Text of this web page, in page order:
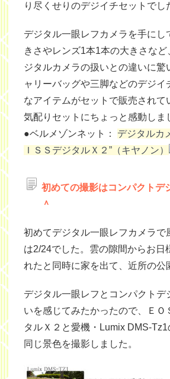
り尽くせりのデジイチセットでし
デジタル一眼レフカメラを手にし
きさやレンズ1本1本の大きさな
ジタルカメラの扱いとの違いに驚
ャリーバッグや三脚などのデジイ
なアイテムがセットで販売されて
気配りセットにちょっと感動しま
●ベルメゾンネット： デジタルカ
ＩＳＳデジタルＸ２”（キヤノン）
初めての撮影はコンパクトデ
＾
初めてデジタル一眼レフカメラで
は2/24でした。雲の隙間からお日
れたと同時に家を出て、近所の公
デジタル一眼レフとコンパクトデ
いを感じてみたかったので、Ｅ
タルＸ２と愛機・Lumix DMS-
同じ景色を撮影しました。